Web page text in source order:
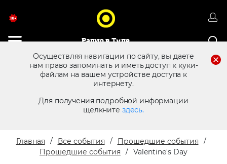
Радио в Туле
Осуществляя навигации по сайту, вы даете
нам право запоминать и иметь доступ к куки-
файлам на вашем устройстве доступа к
интернету.
Для получения подробной информации
щелкните здесь.
8 (4872) 250 470 Реклама в эфире
Главная Все события
Прошедшие события
Прошедшие события
Valentine's Day